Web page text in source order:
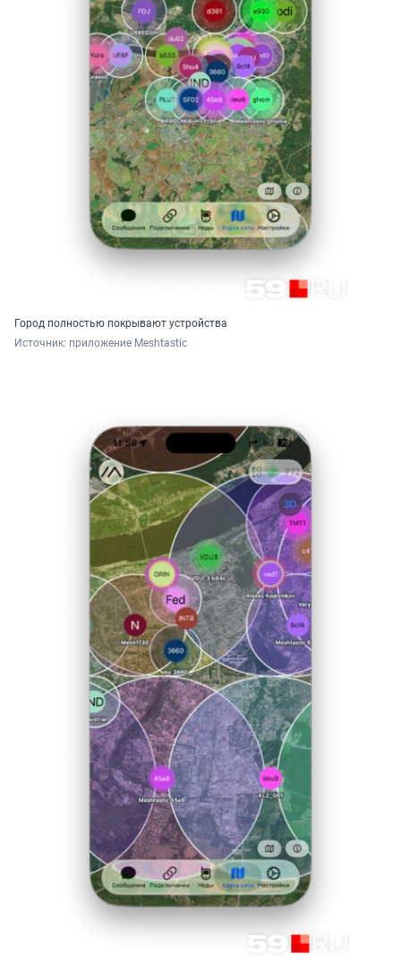
Город полностью покрывают устройства
Источник: приложение Meshtastic